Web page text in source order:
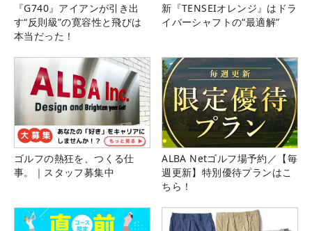
『G740』アイアンが引き出
す“反則級”の寛容性と飛びは
本当だった！
新『TENSEIオレンジ』はドラ
イバーシャフトの“最適解”
ゴルフの熱狂を、つくる仕
事。｜スタッフ募集中
ALBA Netゴルフ場予約／【毎
週更新】特別優待プランはこ
ちら！